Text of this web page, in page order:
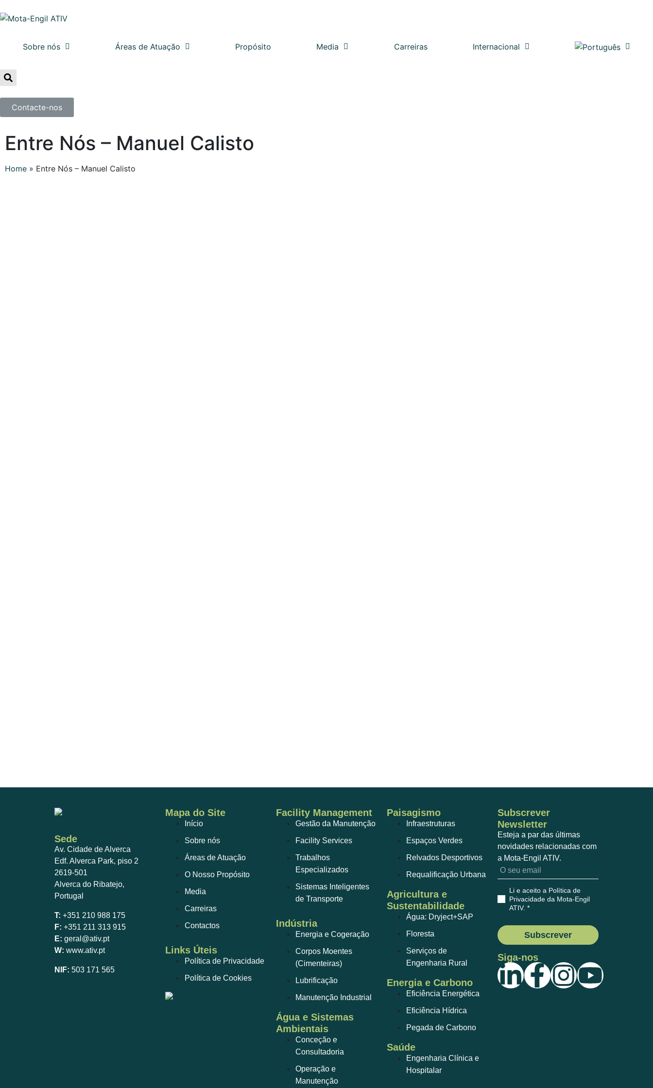
Sobre nós Áreas de Atuação Propósito Media Carreiras Internacional
Contacte-nos
Entre Nós – Manuel Calisto
Home » Entre Nós – Manuel Calisto
Sede
Av. Cidade de Alverca
Edf. Alverca Park, piso 2
2619-501
Alverca do Ribatejo,
Portugal
T: +351 210 988 175
F: +351 211 313 915
E: geral@ativ.pt
W: www.ativ.pt
NIF: 503 171 565
Mapa do Site
Início
Sobre nós
Áreas de Atuação
O Nosso Propósito
Media
Carreiras
Contactos
Links Úteis
Política de Privacidade
Política de Cookies
Facility Management
Gestão da Manutenção
Facility Services
Trabalhos
Especializados
Sistemas Inteligentes
de Transporte
Indústria
Energia e Cogeração
Corpos Moentes
(Cimenteiras)
Lubrificação
Manutenção Industrial
Água e Sistemas
Ambientais
Conceção e
Consultadoria
Operação e
Manutenção
Paisagismo
Infraestruturas
Espaços Verdes
Relvados Desportivos
Requalificação Urbana
Agricultura e
Sustentabilidade
Água: Dryject+SAP
Floresta
Serviços de
Engenharia Rural
Energia e Carbono
Eficiência Energética
Eficiência Hídrica
Pegada de Carbono
Saúde
Engenharia Clínica e
Hospitalar
Subscrever
Newsletter
Esteja a par das últimas
novidades relacionadas com
a Mota-Engil ATIV.
Li e aceito a Política de
Privacidade da Mota-Engil
ATIV. *
Subscrever
Siga-nos